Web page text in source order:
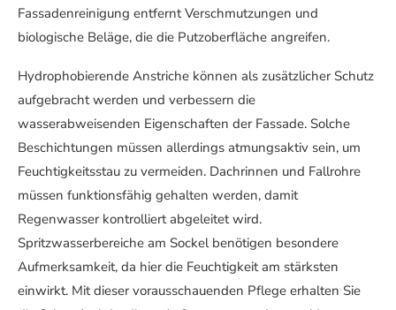
Fassadenreinigung entfernt Verschmutzungen und
biologische Beläge, die die Putzoberfläche angreifen.
Hydrophobierende Anstriche können als zusätzlicher Schutz
aufgebracht werden und verbessern die
wasserabweisenden Eigenschaften der Fassade. Solche
Beschichtungen müssen allerdings atmungsaktiv sein, um
Feuchtigkeitsstau zu vermeiden. Dachrinnen und Fallrohre
müssen funktionsfähig gehalten werden, damit
Regenwasser kontrolliert abgeleitet wird.
Spritzwasserbereiche am Sockel benötigen besondere
Aufmerksamkeit, da hier die Feuchtigkeit am stärksten
einwirkt. Mit dieser vorausschauenden Pflege erhalten Sie